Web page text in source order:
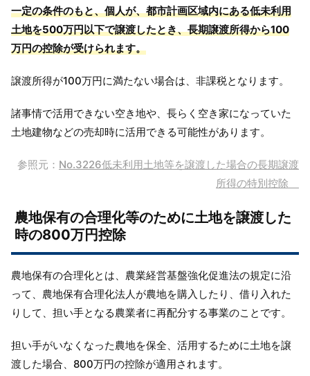
一定の条件のもと、個人が、都市計画区域内にある低未利用
土地を500万円以下で譲渡したとき、長期譲渡所得から100
万円の控除が受けられます。
譲渡所得が100万円に満たない場合は、非課税となります。
諸事情で活用できない空き地や、長らく空き家になっていた
土地建物などの売却時に活用できる可能性があります。
参照元： No.3226低未利用土地等を譲渡した場合の長期譲渡
所得の特別控除
農地保有の合理化等のために土地を譲渡した
時の800万円控除
農地保有の合理化とは、農業経営基盤強化促進法の規定に沿
って、農地保有合理化法人が農地を購入したり、借り入れた
りして、担い手となる農業者に再配分する事業のことです。
担い手がいなくなった農地を保全、活用するために土地を譲
渡した場合、800万円の控除が適用されます。